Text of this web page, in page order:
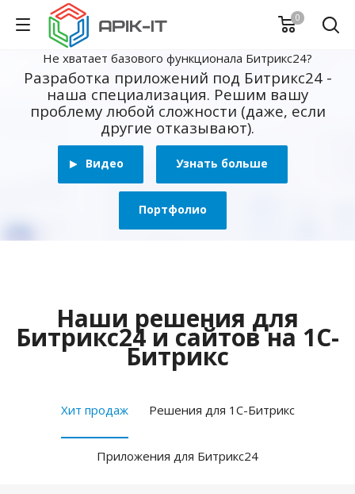
0
Не хватает базового функционала Битрикс24?
Разработка приложений под Битрикс24 -
наша специализация. Решим вашу
проблему любой сложности (даже, если
другие отказывают).
Видео Узнать больше
Портфолио
Наши решения для
Битрикс24 и сайтов на 1С-
Битрикс
Хит продаж Решения для 1С-Битрикс
Приложения для Битрикс24